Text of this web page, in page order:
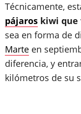
Técnicamente,
pájaros kiwi que
sea en forma de
Marte en
diferencia, y
kilómetros de su